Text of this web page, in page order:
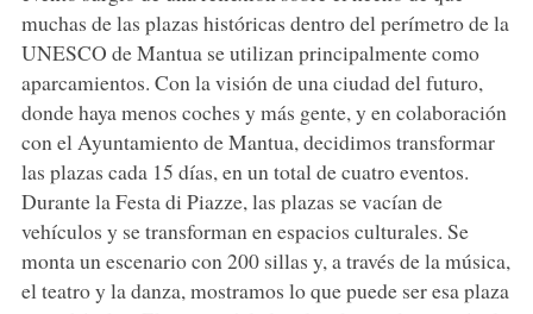
muchas de las plazas históricas dentro del perímetro de la
UNESCO de Mantua se utilizan principalmente como
aparcamientos. Con la visión de una ciudad del futuro,
donde haya menos coches y más gente, y en colaboración
con el Ayuntamiento de Mantua, decidimos transformar
las plazas cada 15 días, en un total de cuatro eventos.
Durante la Festa di Piazze, las plazas se vacían de
vehículos y se transforman en espacios culturales. Se
monta un escenario con 200 sillas y, a través de la música,
el teatro y la danza, mostramos lo que puede ser esa plaza